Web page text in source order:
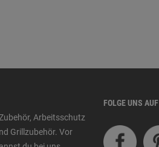
Arbeitsschutz
Grillzubehör. Vor
FOLGE UNS AUF